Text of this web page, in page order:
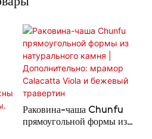
Раковина-чаша Chunfu
прямоугольной формы из